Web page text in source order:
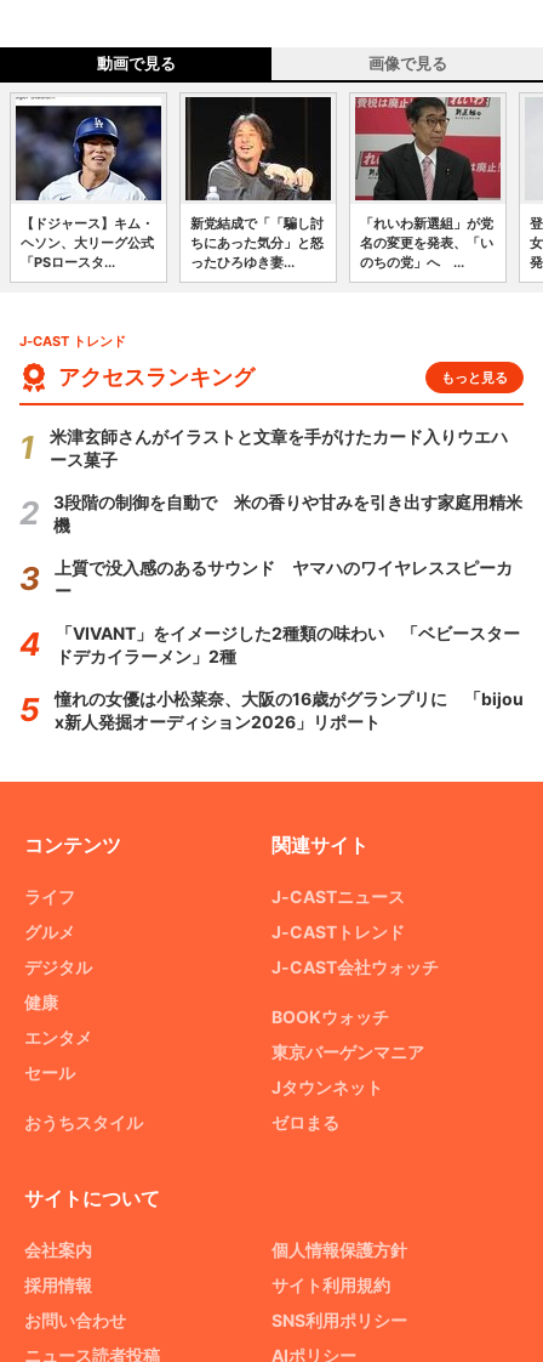
動画で見る 画像で見る
【ドジャース】キム・
ヘソン、大リーグ公式
「PSロースタ...
新党結成で「「騙し討
ちにあった気分」と怒
ったひろゆき妻...
「れいわ新選組」が党
名の変更を発表、「い
のちの党」へ ...
J-CAST トレンド
アクセスランキング もっと見る
米津玄師さんがイラストと文章を手がけたカード入りウエハ
ース菓子
3段階の制御を自動で 米の香りや甘みを引き出す家庭用精米
機
上質で没入感のあるサウンド ヤマハのワイヤレススピーカ
ー
「VIVANT」をイメージした2種類の味わい 「ベビースター
ドデカイラーメン」2種
憧れの女優は小松菜奈、大阪の16歳がグランプリに 「bijou
x新人発掘オーディション2026」リポート
コンテンツ
ライフ
グルメ
デジタル
健康
エンタメ
セール
おうちスタイル
関連サイト
J-CASTニュース
J-CASTトレンド
J-CAST会社ウォッチ
BOOKウォッチ
東京バーゲンマニア
Jタウンネット
ゼロまる
サイトについて
会社案内
採用情報
お問い合わせ
ニュース読者投稿
個人情報保護方針
サイト利用規約
SNS利用ポリシー
AIポリシー